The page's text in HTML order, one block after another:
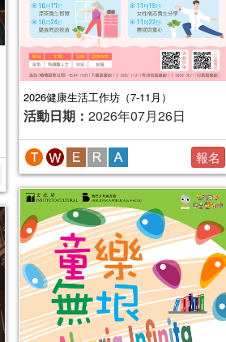
2026健康生活工作坊（7-11月）
活動日期： 2026年07月26日
報名